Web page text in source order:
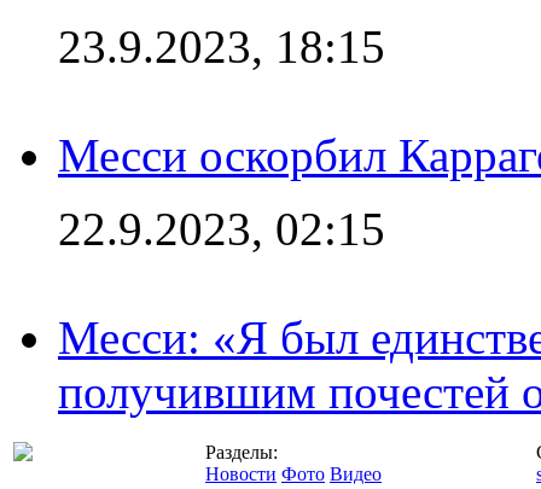
23.9.2023, 18:15
Месси оскорбил
22.9.2023, 02:15
Месси: «Я был
получившим почестей
Разделы:
Новости Фото Видео